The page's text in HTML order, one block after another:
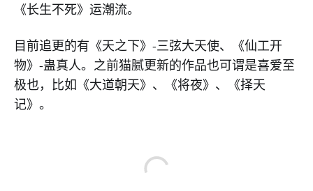
《长生不死》运潮流。
目前追更的有《天之下》-三弦大天使、《仙工开
物》-蛊真人。之前猫腻更新的作品也可谓是喜爱至
极也，比如《大道朝天》、《将夜》、《择天
记》。